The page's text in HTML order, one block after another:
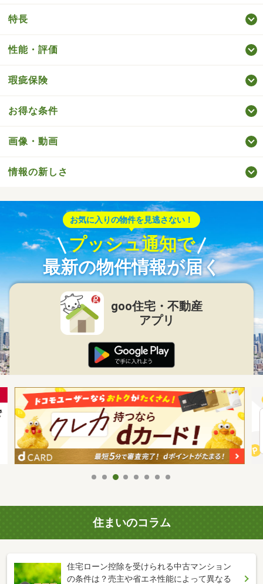
特長
性能・評価
瑕疵保険
お得な条件
画像・動画
情報の新しさ
お気に入りの物件を見逃さない！
プッシュ通知で
最新の物件情報が届く
goo住宅・不動産
アプリ
住まいのコラム
住宅ローン控除を受けられる中古マンション
の条件は？売主や省エネ性能によって異なる